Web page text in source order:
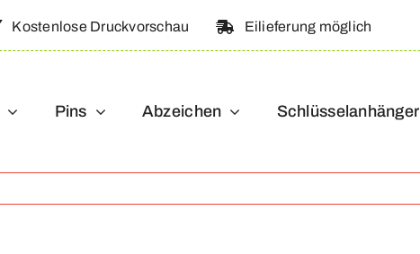
Kostenlose Druckvorschau Eilieferung möglich
Pins Abzeichen Schlüsselanhänger